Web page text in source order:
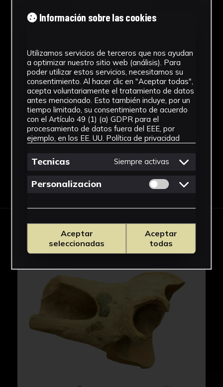
Época medieval islámica
Cerámica
Ubicación
Laboratorio de Investigación
Patrimonio Cultural
Ver más
Descargar Ficha
IMÁGENES
Información sobre las cookies
Utilizamos servicios de terceros que nos ayudan
a optimizar nuestro sitio web (análisis). Para
poder utilizar estos servicios, necesitamos su
consentimiento. Al hacer clic en "Aceptar todas",
acepta voluntariamente el tratamiento de datos
antes mencionado. Esto también incluye, por un
tiempo limitado, su consentimiento de acuerdo
con el Artículo 49 (1) (a) GDPR para el
procesamiento de datos fuera del EEE, por
ejemplo, en los EE. UU. Política de privacidad
Tecnicas Siempre activas
Personalizacion Permitir cookies
Aceptar
seleccionadas
Aceptar
todas